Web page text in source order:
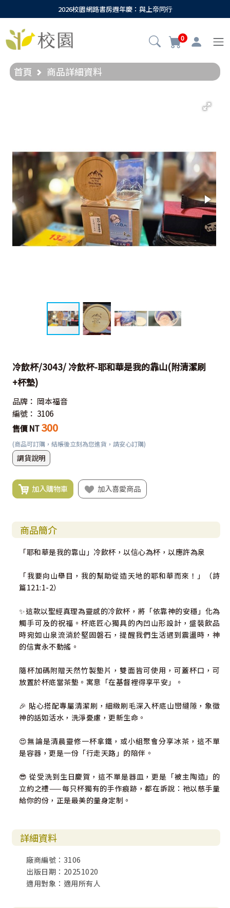
2026校園網路書房週年慶：與上帝同行
0
首頁 商品詳細資料
冷飲杯/3043/ 冷飲杯-耶和華是我的靠山(附清潔刷
+杯墊)
品牌： 岡本福音
編號： 3106
售價 NT 300
(商品可訂購，結帳後立刻為您進貨，請安心訂購)
調貨說明
加入購物車 加入喜愛商品
商品簡介
「耶和華是我的靠山」冷飲杯，以信心為杯，以應許為泉
「我要向山舉目，我的幫助從造天地的耶和華而來！」（詩
篇121:1-2）
✨️這款以聖經真理為靈感的冷飲杯，將「依靠神的安穩」化為
觸手可及的祝福。杯底匠心獨具的內凹山形設計，盛裝飲品
時宛如山泉流淌於堅固磐石，提醒我們生活遇到震盪時，神
的信實永不動搖。
隨杯加碼附贈天然竹製墊片，雙面皆可使用，可蓋杯口，可
放置於杯底當茶墊。寓意「在基督裡得享平安」。
🎉 貼心搭配專屬清潔刷，細緻刷毛深入杯底山巒縫隙，象徵
神的話如活水，洗淨憂慮，更新生命。
😍無論是清晨靈修一杯拿鐵，或小組聚會分享冰茶，這不單
是容器，更是一份「行走天路」的陪伴。
😎 從受洗到生日慶賀，這不單是器皿，更是「被主陶造」的
立約之禮——每只杯獨有的手作痕跡，都在訴說：祂以慈手量
給你的份，正是最美的量身定制。
詳細資料
廠商編號：3106
出版日期：20251020
適用對象：適用所有人